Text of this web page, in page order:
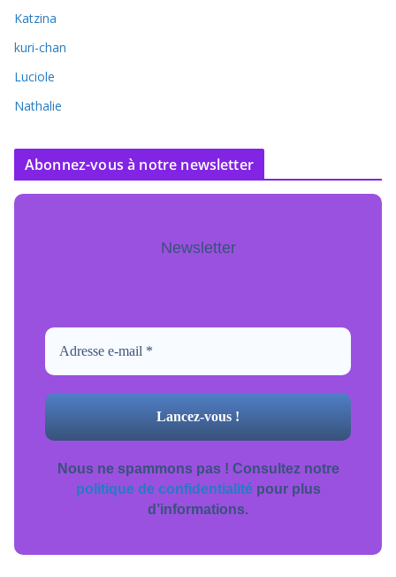
Katzina
kuri-chan
Luciole
Nathalie
Abonnez-vous à notre newsletter
Newsletter
Nous ne spammons pas ! Consultez notre
politique de confidentialitépour plus
d’informations.